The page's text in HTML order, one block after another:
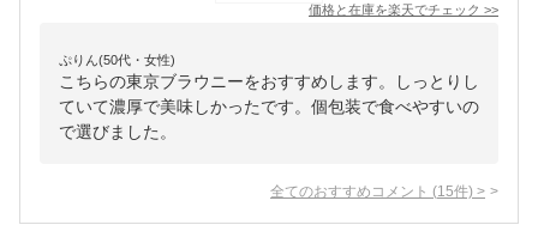
価格と在庫を楽天でチェック >>
ぷりん(50代・女性)
こちらの東京ブラウニーをおすすめします。しっとりし
ていて濃厚で美味しかったです。個包装で食べやすいの
で選びました。
全てのおすすめコメント (15件) >